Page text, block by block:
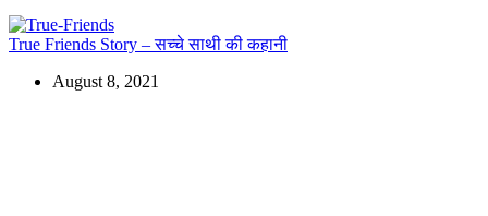
True Friends Story – सच्चे साथी की कहानी
August 8, 2021